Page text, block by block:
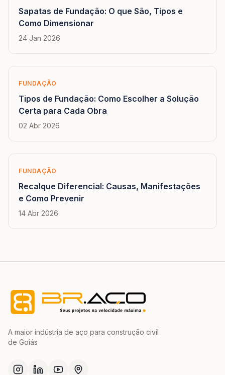
Sapatas de Fundação: O que São, Tipos e
Como Dimensionar
24 Jan 2026
FUNDAÇÃO
Tipos de Fundação: Como Escolher a Solução
Certa para Cada Obra
02 Abr 2026
FUNDAÇÃO
Recalque Diferencial: Causas, Manifestações
e Como Prevenir
14 Abr 2026
A maior indústria de aço para construção civil
de Goiás